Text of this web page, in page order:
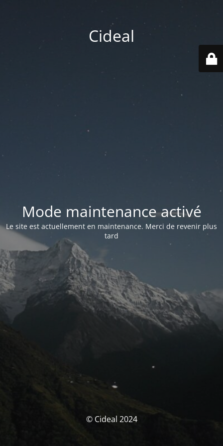
Cideal
Mode maintenance activé
Le site est actuellement en maintenance. Merci de revenir plus
tard
© Cideal 2024